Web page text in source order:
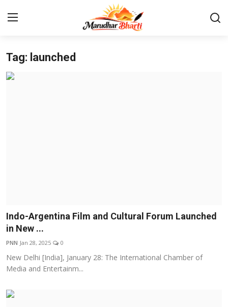
Login
Business
Lifestyle
Tag: launched
Indo-Argentina Film and Cultural Forum Launched
in New ...
PNN Jan 28, 2025 0
New Delhi [India], January 28: The International Chamber of
Media and Entertainm...